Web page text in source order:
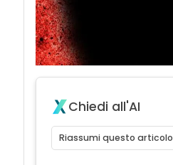
Chiedi all'AI
Riassumi questo articolo